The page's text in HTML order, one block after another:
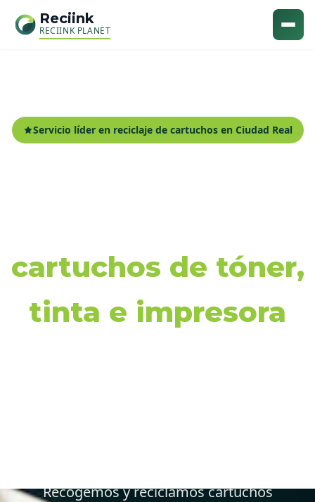
Reciink
RECIINK PLANET
Servicio líder en reciclaje de cartuchos en Ciudad Real
cartuchos de tóner,
tinta e impresora
Recogemos y reciclamos cartuchos